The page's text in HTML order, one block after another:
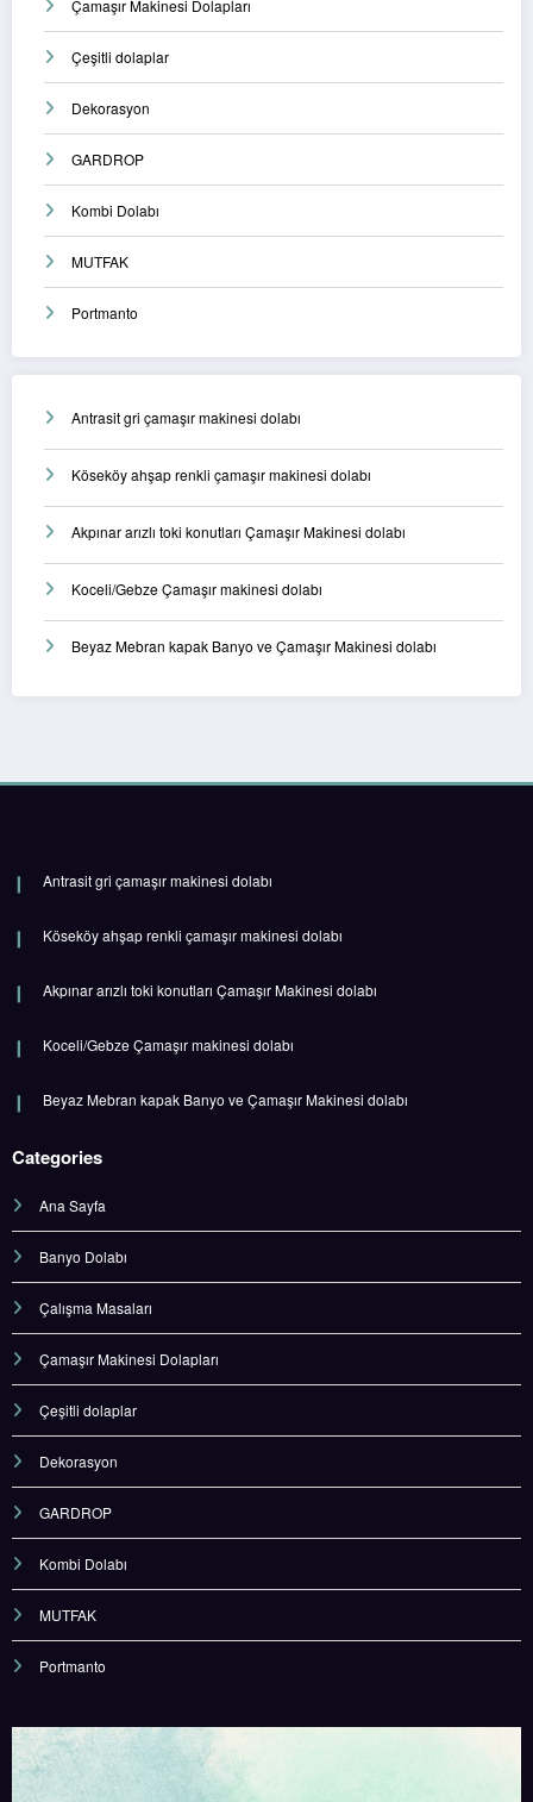
Çamaşır Makinesi Dolapları
Çeşitli dolaplar
Dekorasyon
GARDROP
Kombi Dolabı
MUTFAK
Portmanto
Antrasit gri çamaşır makinesi dolabı
Köseköy ahşap renkli çamaşır makinesi dolabı
Akpınar arızlı toki konutları Çamaşır Makinesi dolabı
Koceli/Gebze Çamaşır makinesi dolabı
Beyaz Mebran kapak Banyo ve Çamaşır Makinesi dolabı
Antrasit gri çamaşır makinesi dolabı
Köseköy ahşap renkli çamaşır makinesi dolabı
Akpınar arızlı toki konutları Çamaşır Makinesi dolabı
Koceli/Gebze Çamaşır makinesi dolabı
Beyaz Mebran kapak Banyo ve Çamaşır Makinesi dolabı
Categories
Ana Sayfa
Banyo Dolabı
Çalışma Masaları
Çamaşır Makinesi Dolapları
Çeşitli dolaplar
Dekorasyon
GARDROP
Kombi Dolabı
MUTFAK
Portmanto